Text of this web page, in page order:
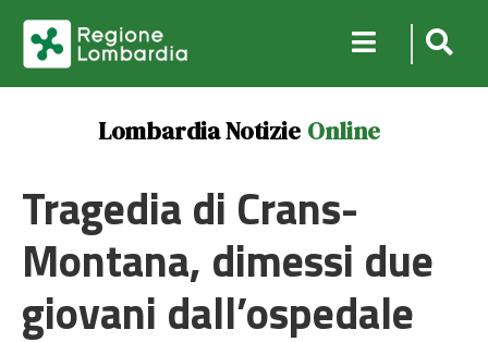
Lombardia Notizie Online
Tragedia di Crans-
Montana, dimessi due
giovani dall’ospedale